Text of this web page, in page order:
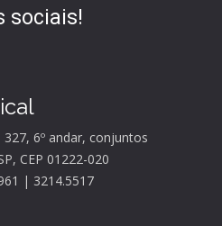
sociais!
6º andar, conjuntos
CEP 01222-020
| 3214.5517